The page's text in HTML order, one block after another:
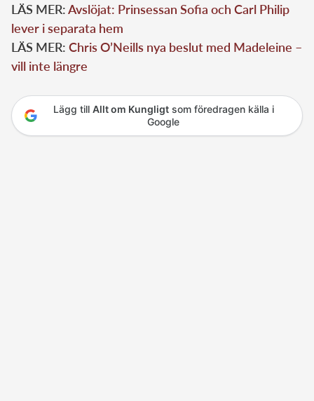
LÄS MER:Avslöjat: Prinsessan Sofia och Carl Philip
lever i separata hem
LÄS MER: Chris O’Neills nya beslut med Madeleine –
vill inte längre
Lägg till Allt om Kungligtsom föredragen källa i
Google